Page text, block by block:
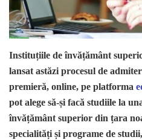
Instituțiile de învățământ
lansat astăzi procesul de
premieră, online, pe platforma
pot alege să-și facă studiile la
învățământ superior din țara
specialități și programe de